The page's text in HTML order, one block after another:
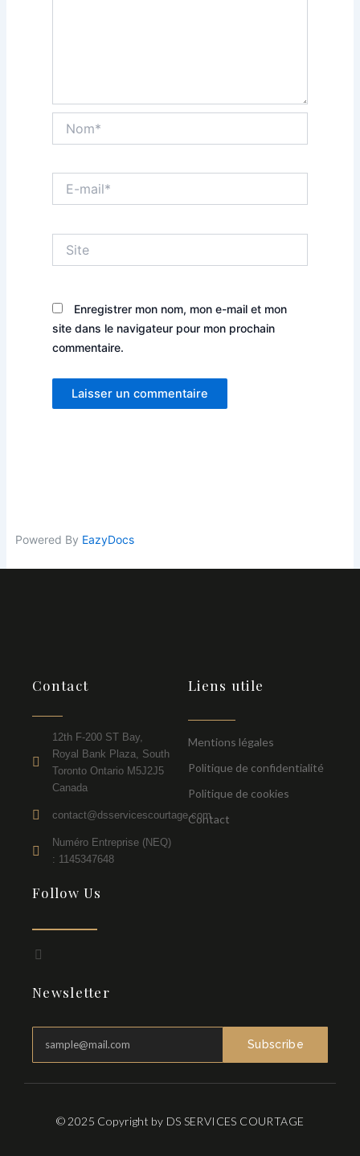
mail*
Enregistrer mon nom, mon e-mail et mon
site dans le navigateur pour mon prochain
commentaire.
Powered By EazyDocs
Contact
12th F-200 ST Bay,
Royal Bank Plaza, South
Toronto Ontario M5J2J5
Canada
contact@dsservicescourtage.com
Numéro Entreprise (NEQ)
: 1145347648
Liens utile
Mentions légales
Politique de confidentialité
Politique de cookies
Contact
Follow Us
F
e
o
Newsletter
Subscribe
© 2025 Copyright by DS SERVICES COURTAGE